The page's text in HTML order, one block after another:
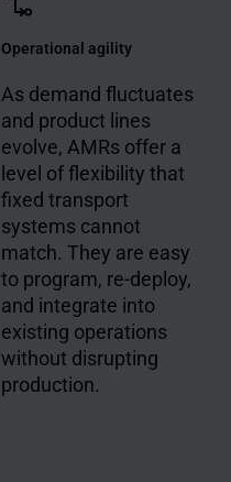
Operational agility
As demand fluctuates
and product lines
evolve, AMRs offer a
level of flexibility that
fixed transport
systems cannot
match. They are easy
to program, re-deploy,
and integrate into
existing operations
without disrupting
production.